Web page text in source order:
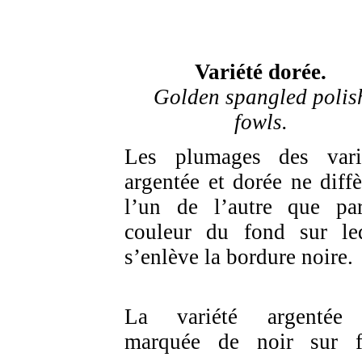
Variété dorée.
Golden spangled
fowls.
Les plumages des
argentée et dorée ne
l’un de l’autre que
couleur du fond sur
s’enlève la bordure noire.
La variété argentée
marquée de noir sur